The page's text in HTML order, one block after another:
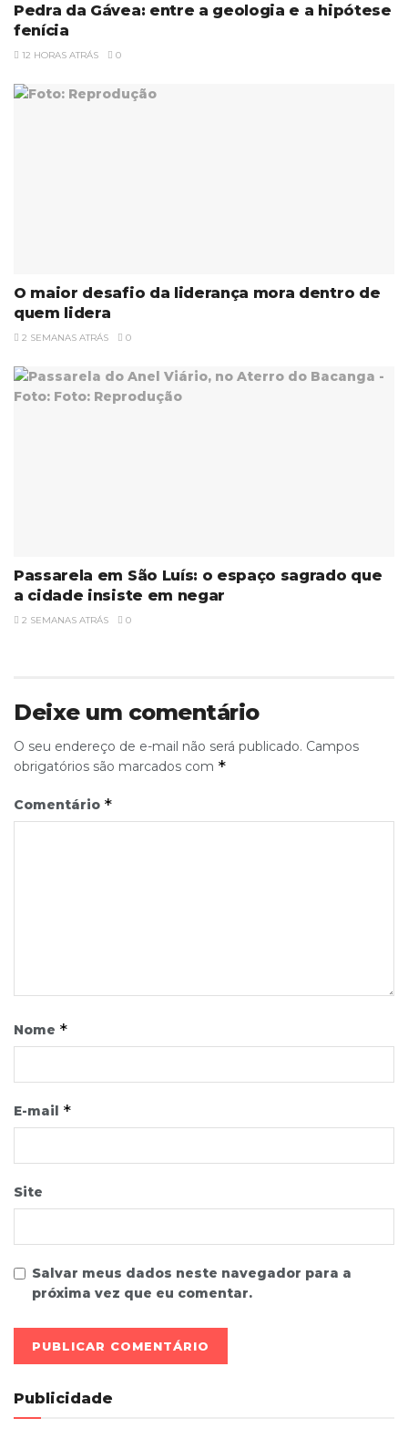
Pedra da Gávea: entre a geologia e a hipótese
fenícia
12 HORAS ATRÁS 0
O maior desafio da liderança mora dentro de
quem lidera
2 SEMANAS ATRÁS 0
Passarela em São Luís: o espaço sagrado que
a cidade insiste em negar
2 SEMANAS ATRÁS 0
Deixe um comentário
O seu endereço de e-mail não será publicado. Campos
obrigatórios são marcados com *
Comentário *
Nome *
E-mail *
Site
Salvar meus dados neste navegador para a
próxima vez que eu comentar.
Publicidade